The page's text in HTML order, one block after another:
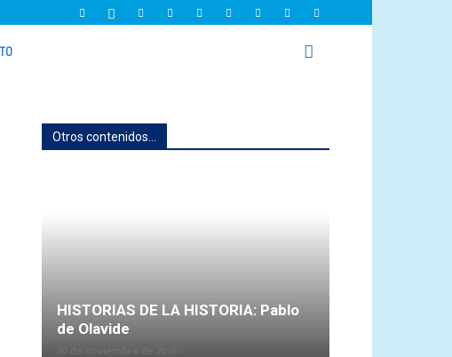
Otros contenidos...
HISTORIAS DE LA HISTORIA: Pablo
de Olavide